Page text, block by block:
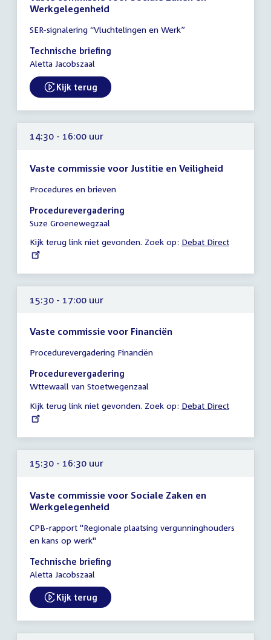
Werkgelegenheid
vergadering
14:30
-
uur
SER-signalering “Vluchtelingen en Werk”
Technische briefing
Aletta Jacobszaal
External link:
Kijk terug
14:30 - 16:00 uur
Vaste commissie voor Justitie en Veiligheid
vergadering
14:30
-
uur
Procedures en brieven
Procedurevergadering
Suze Groenewegzaal
Kijk terug link niet gevonden. Zoek op: External
Debat Direct
15:30 - 17:00 uur
Vaste commissie voor Financiën
vergadering
15:30
-
uur
Procedurevergadering Financiën
Procedurevergadering
Wttewaall van Stoetwegenzaal
Kijk terug link niet gevonden. Zoek op: External
Debat Direct
15:30 - 16:30 uur
Vaste commissie voor Sociale Zaken en
Werkgelegenheid
vergadering
15:30
-
16:30
CPB-rapport "Regionale plaatsing vergunninghouders
en kans op werk"
Technische briefing
Aletta Jacobszaal
External link:
Kijk terug